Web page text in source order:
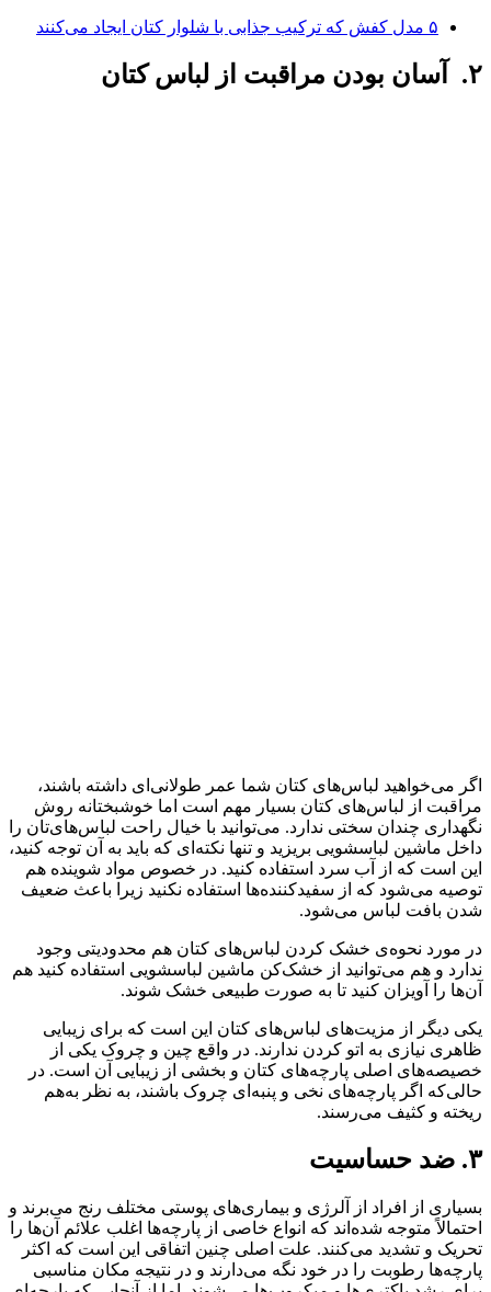
۵ مدل کفش که ترکیب جذابی با شلوار کتان ایجاد می‌کنند
۲. آسان بودن مراقبت از لباس کتان
اگر می‌خواهید لباس‌های کتان شما عمر طولانی‌ای داشته باشند،
مراقبت از لباس‌های کتان بسیار مهم است اما خوشبختانه روش
نگهداری چندان سختی ندارد. می‌توانید با خیال راحت لباس‌های‌تان را
داخل ماشین لباسشویی بریزید و تنها نکته‌ای که باید به آن توجه کنید،
این است که از آب سرد استفاده کنید. در خصوص مواد شوینده هم
توصیه می‌شود که از سفیدکننده‌ها استفاده نکنید زیرا باعث ضعیف
شدن بافت لباس می‌شود.
در مورد نحوه‌ی خشک کردن لباس‌های کتان هم محدودیتی وجود
ندارد و هم می‌توانید از خشک‌کن ماشین لباسشویی استفاده کنید هم
آن‌ها را آویزان کنید تا به صورت طبیعی خشک شوند.
یکی دیگر از مزیت‌های لباس‌های کتان این است که برای زیبایی
ظاهری نیازی به اتو کردن ندارند. در واقع چین‌ و چروک یکی از
خصیصه‌های اصلی پارچه‌های کتان و بخشی از زیبایی‌ آن است. در
حالی‌که اگر پارچه‌های نخی و پنبه‌ای چروک باشند، به نظر به‌هم
ریخته و کثیف می‌رسند.
۳. ضد حساسیت
بسیاری از افراد از آلرژی و بیماری‌های پوستی مختلف رنج می‌برند و
احتمالاً متوجه شده‌اند که انواع خاصی از پارچه‌ها اغلب علائم آن‌ها را
تحریک و تشدید می‌کنند. علت اصلی چنین اتفاقی این است که اکثر
پارچه‌ها رطوبت را در خود نگه می‌دارند و در نتیجه مکان مناسبی